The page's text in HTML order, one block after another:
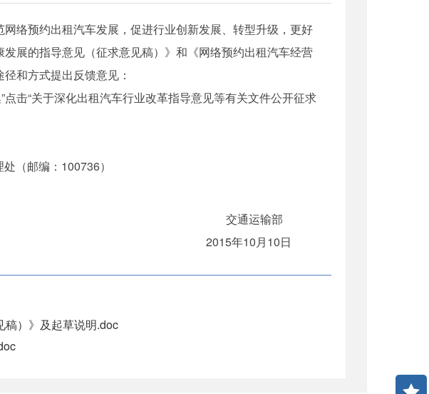
络预约出租汽车发展，促进行业创新发展、转型升级，更好
展的指导意见（征求意见稿）》和《网络预约出租汽车经营
和方式提出反馈意见：
点击“关于深化出租汽车行业改革指导意见等有关文件公开征求
（邮编：100736）
交通运输部
2015年10月10日
稿）》及起草说明.doc